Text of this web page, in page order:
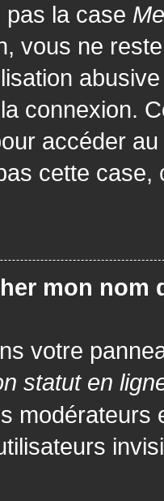
la case
vous ne
connexion.
accéder
cette case,
mon nom
votre
statut en